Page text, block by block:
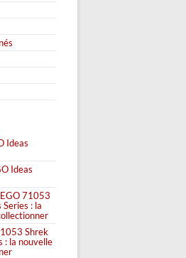
Ideas
Ideas
71053
: la
Shrek
: la nouvelle